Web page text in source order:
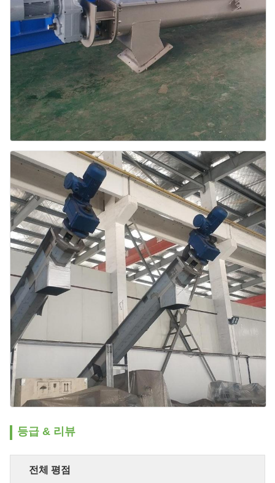
등급 & 리뷰
전체 평점